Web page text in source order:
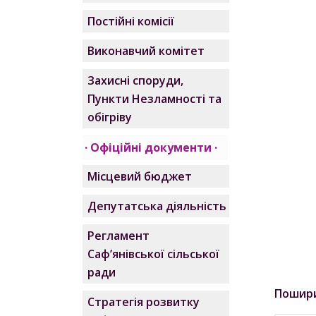
Постійні комісії
Виконавчий комітет
Захисні споруди,
Пункти Незламності та
обігріву
Офіційні документи
Місцевий бюджет
Депутатська діяльність
Регламент
Саф’янівської сільської
ради
Стратегія розвитку